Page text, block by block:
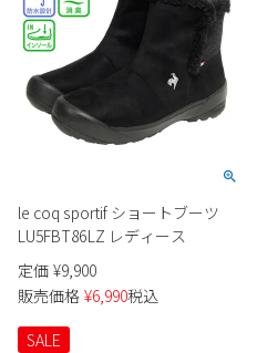
16
2026 年9月
6
7 8
14
20
le coq sportif ショートブーツ
LU5FBT86LZ レディース
定価 ¥9,900
販売価格 ¥6,990税込
SALE